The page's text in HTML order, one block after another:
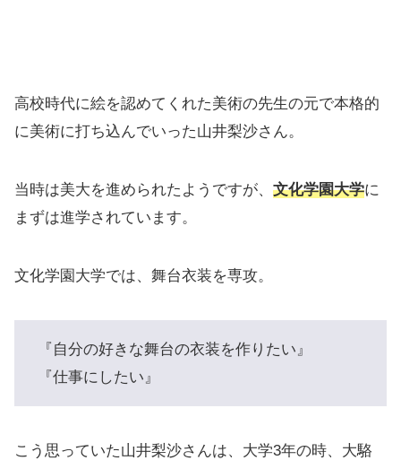
高校時代に絵を認めてくれた美術の先生の元で本格的
に美術に打ち込んでいった山井梨沙さん。
当時は美大を進められたようですが、 文化学園大学に
まずは進学されています。
文化学園大学では、舞台衣装を専攻。
『自分の好きな舞台の衣装を作りたい』
『仕事にしたい』
こう思っていた山井梨沙さんは、大学3年の時、大駱